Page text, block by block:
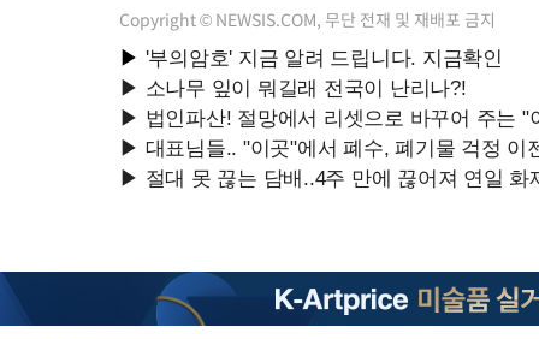
Copyright © NEWSIS.COM, 무단 전재 및 재배포 금지